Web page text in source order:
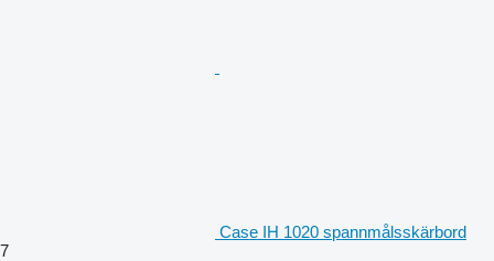
Case IH 1020 spannmålsskärbord
7